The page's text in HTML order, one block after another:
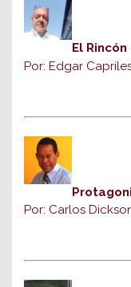
El
Por: Edgar
Por: Carlos